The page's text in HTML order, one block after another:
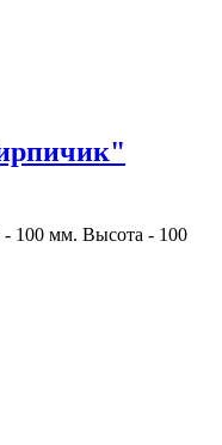
100 мм. Высота - 100